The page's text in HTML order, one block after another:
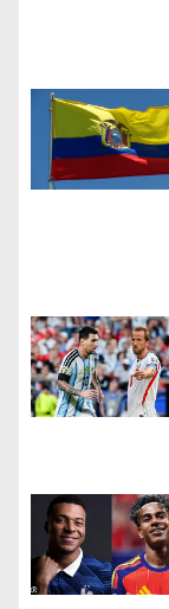
d
e
t
r
a
a
s